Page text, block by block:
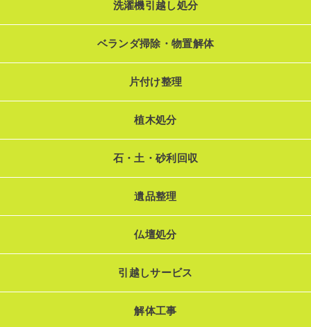
洗濯機引越し処分
ベランダ掃除・物置解体
片付け整理
植木処分
石・土・砂利回収
遺品整理
仏壇処分
引越しサービス
解体工事